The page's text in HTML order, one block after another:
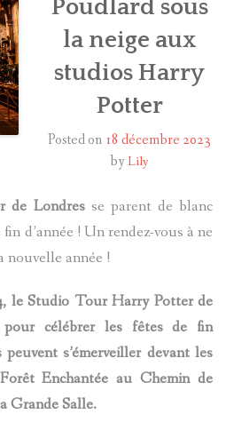
Poudlard sous
la neige aux
studios Harry
Potter
Posted on 18 décembre 2023
by Lily
de Londresse parent de blanc
d’année ! Un rendez-vous à ne
nouvelle année !
le Studio Tour Harry Potter de
pour célébrer les fêtes de fin
s’émerveiller devant les
Enchantée au Chemin de
Grande Salle.